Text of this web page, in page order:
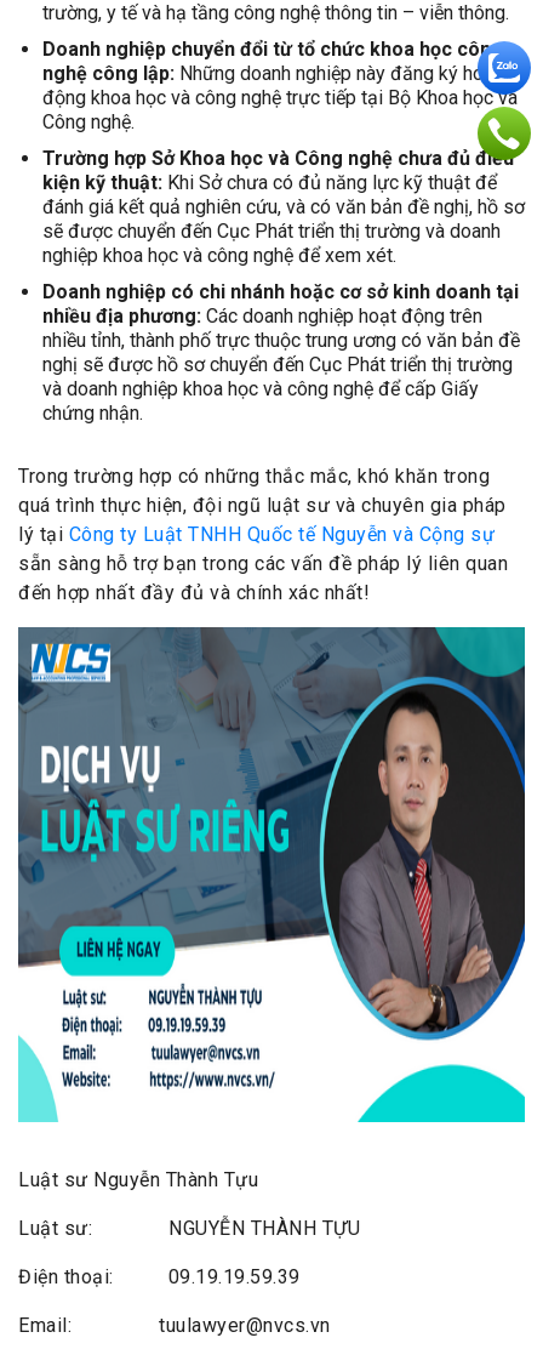
trường, y tế và hạ tầng công nghệ thông tin – viễn thông.
Doanh nghiệp chuyển đổi từ tổ chức khoa học công
nghệ công lập: Những doanh nghiệp này đăng ký hoạt
động khoa học và công nghệ trực tiếp tại Bộ Khoa học và
Công nghệ.
Trường hợp Sở Khoa học và Công nghệ chưa đủ điều
kiện kỹ thuật: Khi Sở chưa có đủ năng lực kỹ thuật để
đánh giá kết quả nghiên cứu, và có văn bản đề nghị, hồ sơ
sẽ được chuyển đến Cục Phát triển thị trường và doanh
nghiệp khoa học và công nghệ để xem xét.
Doanh nghiệp có chi nhánh hoặc cơ sở kinh doanh tại
nhiều địa phương: Các doanh nghiệp hoạt động trên
nhiều tỉnh, thành phố trực thuộc trung ương có văn bản đề
nghị sẽ được hồ sơ chuyển đến Cục Phát triển thị trường
và doanh nghiệp khoa học và công nghệ để cấp Giấy
chứng nhận.
Trong trường hợp có những thắc mắc, khó khăn trong
quá trình thực hiện, đội ngũ luật sư và chuyên gia pháp
lý tại Công ty Luật TNHH Quốc tế Nguyễn và Cộng sự
sẵn sàng hỗ trợ bạn trong các vấn đề pháp lý liên quan
đến hợp nhất đầy đủ và chính xác nhất!
Luật sư Nguyễn Thành Tựu
Luật sư: NGUYỄN THÀNH TỰU
Điện thoại: 09.19.19.59.39
Email: tuulawyer@nvcs.vn